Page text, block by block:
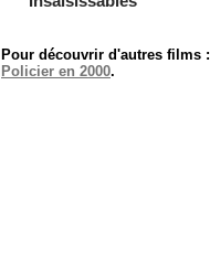
Pour découvrir d'autres films :
Policier en 2000.